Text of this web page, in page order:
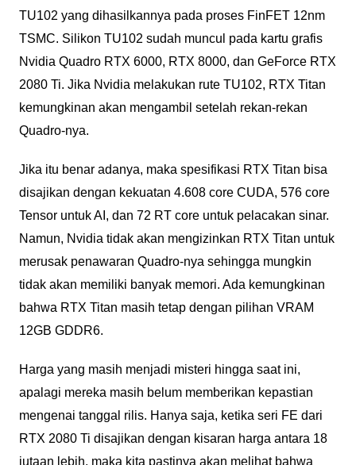
TU102 yang dihasilkannya pada proses FinFET 12nm
TSMC. Silikon TU102 sudah muncul pada kartu grafis
Nvidia Quadro RTX 6000, RTX 8000, dan GeForce RTX
2080 Ti. Jika Nvidia melakukan rute TU102, RTX Titan
kemungkinan akan mengambil setelah rekan-rekan
Quadro-nya.
Jika itu benar adanya, maka spesifikasi RTX Titan bisa
disajikan dengan kekuatan 4.608 core CUDA, 576 core
Tensor untuk AI, dan 72 RT core untuk pelacakan sinar.
Namun, Nvidia tidak akan mengizinkan RTX Titan untuk
merusak penawaran Quadro-nya sehingga mungkin
tidak akan memiliki banyak memori. Ada kemungkinan
bahwa RTX Titan masih tetap dengan pilihan VRAM
12GB GDDR6.
Harga yang masih menjadi misteri hingga saat ini,
apalagi mereka masih belum memberikan kepastian
mengenai tanggal rilis. Hanya saja, ketika seri FE dari
RTX 2080 Ti disajikan dengan kisaran harga antara 18
jutaan lebih, maka kita pastinya akan melihat bahwa